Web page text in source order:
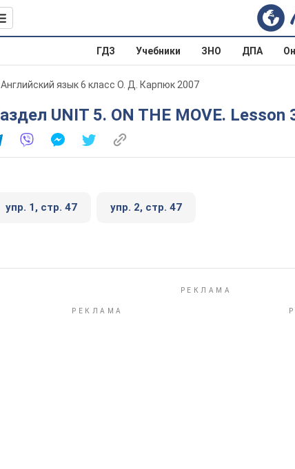
ГДЗ Учебники ЗНО ДПА
Английский язык 6 класс О. Д. Карпюк 2007
Раздел UNIT 5. ON THE MOVE. Lesson
упр. 1, стр. 47 упр. 2, стр. 47